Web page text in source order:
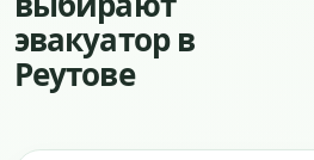
эвакуатор в
Реутове